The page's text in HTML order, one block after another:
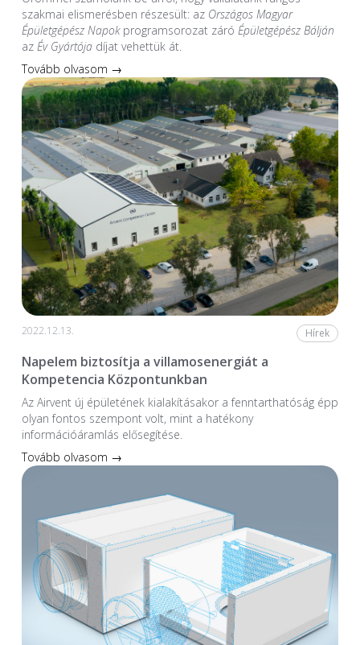
szakmai elismerésben részesült: az Országos Magyar
Épületgépész Napokprogramsorozat záró Épületgépész Bálján
az Év Gyártójadíjat vehettük át.
Tovább olvasom →
2022.12.13. Hírek
Napelem biztosítja a villamosenergiát a
Kompetencia Központunkban
Az Airvent új épületének kialakításakor a fenntarthatóság épp
olyan fontos szempont volt, mint a hatékony
információáramlás elősegítése.
Tovább olvasom →